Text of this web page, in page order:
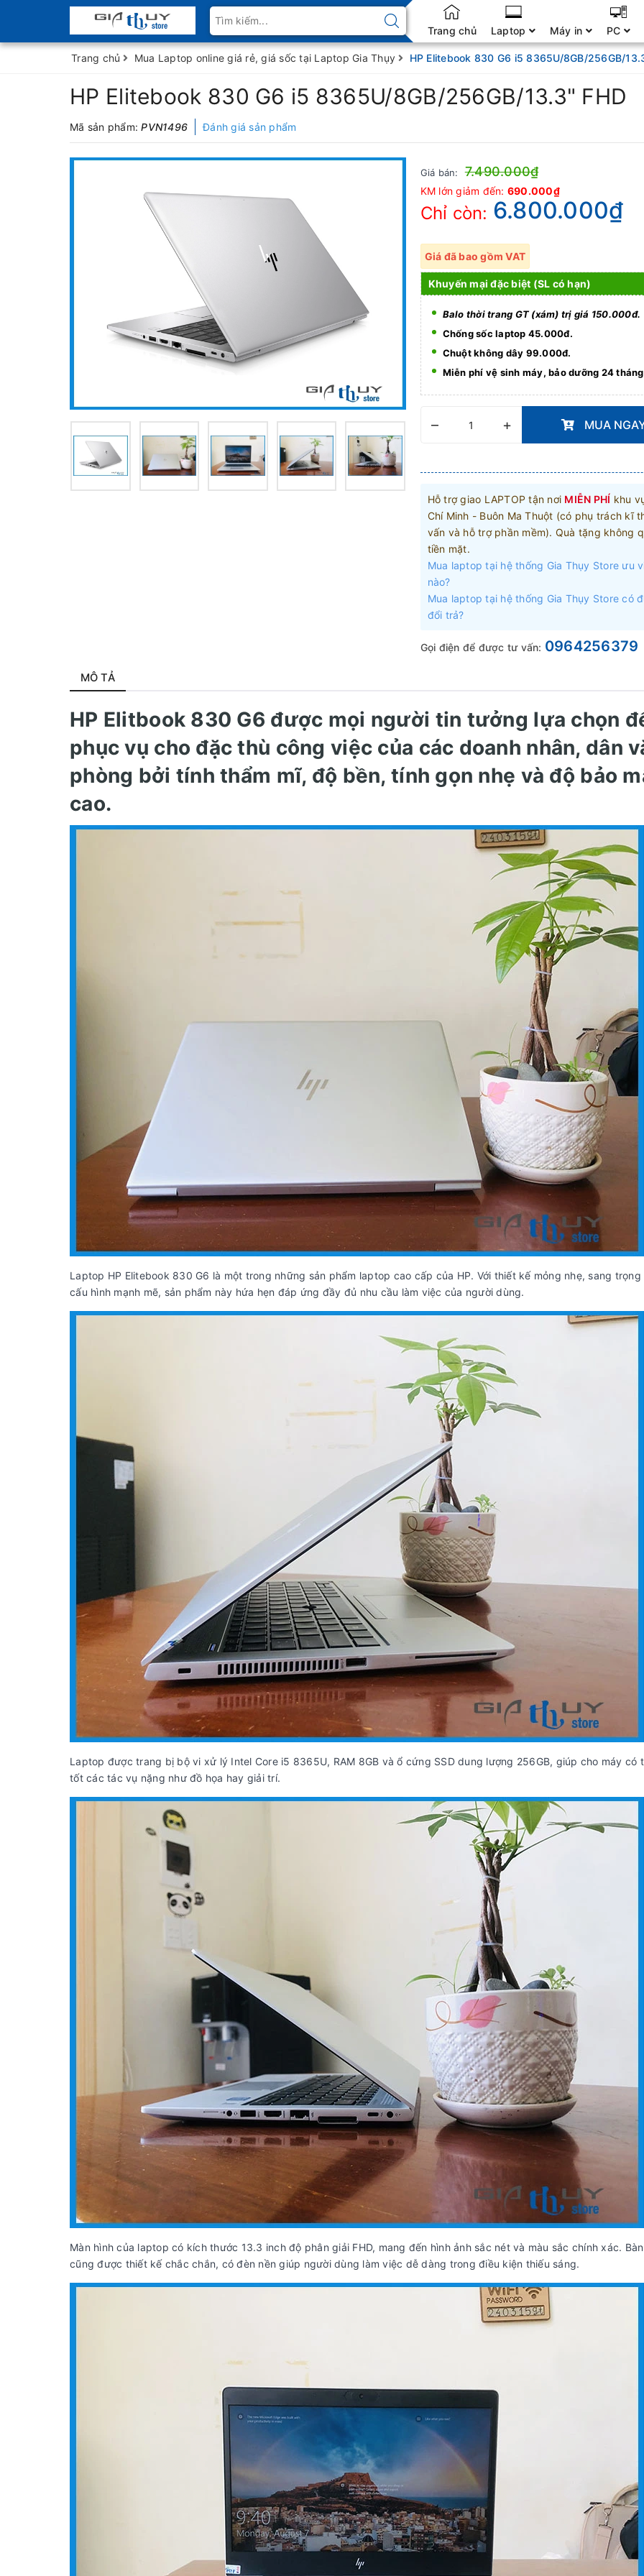
Trang chủ Laptop Máy in PC
Trang chủ Mua Laptop online giá rẻ, giá sốc tại Laptop Gia Thụy HP Elitebook 830 G6 i5 8365U/8GB/256GB/
HP Elitebook 830 G6 i5 8365U/8GB/256GB/13.3" FHD
Mã sản phẩm:PVN1496 Đánh giá sản phẩm
Giá bán: 7.490.000₫
KM lớn giảm đến: 690.000₫
Chỉ còn: 6.800.000₫
Giá đã bao gồm VAT
Khuyến mại đặc biệt (SL có hạn)
Balo thời trang GT (xám) trị giá 150.000đ.
Chống sốc laptop 45.000đ.
Chuột không dây 99.000đ.
Miễn phí vệ sinh máy, bảo dưỡng 24 tháng
– + MUA
Hỗ trợ giao LAPTOP tận nơi MIỄN PHÍ khu
Chí Minh - Buôn Ma Thuột (có phụ trách kĩ
vấn và hỗ trợ phần mềm). Quà tặng không
tiền mặt.
Mua laptop tại hệ thống Gia Thụy Store ưu
nào?
Mua laptop tại hệ thống Gia Thụy Store có
đổi trả?
Gọi điện để được tư vấn: 0964256379
MÔ TẢ
HP Elitbook 830 G6 được mọi người tin tưởng lựa chọn
phục vụ cho đặc thù công việc của các doanh nhân, dân
phòng bởi tính thẩm mĩ, độ bền, tính gọn nhẹ và độ bảo
cao.
Laptop HP Elitebook 830 G6 là một trong những sản phẩm laptop cao cấp của HP. Với thiết kế mỏng nhẹ, sang
cấu hình mạnh mẽ, sản phẩm này hứa hẹn đáp ứng đầy đủ nhu cầu làm việc của người dùng.
Laptop được trang bị bộ vi xử lý Intel Core i5 8365U, RAM 8GB và ổ cứng SSD dung lượng 256GB, giúp cho máy có
tốt các tác vụ nặng như đồ họa hay giải trí.
Màn hình của laptop có kích thước 13.3 inch độ phân giải FHD, mang đến hình ảnh sắc nét và màu sắc chính xác.
cũng được thiết kế chắc chắn, có đèn nền giúp người dùng làm việc dễ dàng trong điều kiện thiếu sáng.